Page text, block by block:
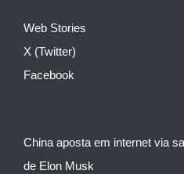
Web Stories
X (Twitter)
Facebook
China aposta em internet via
de Elon Musk